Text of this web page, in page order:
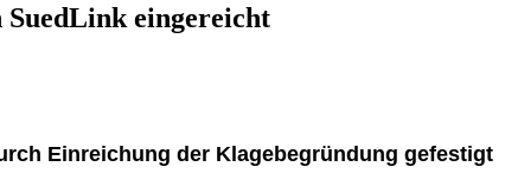
eingereicht
Ein­rei­chung der Kla­ge­be­grün­dung gefestigt